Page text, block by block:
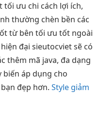
tối ưu chi cách lợi ích,
thường chèn bền các
từ bên tối ưu tốt ngoài
hiện đại sieutocviet sẽ có
thêm mã java, đa dạng
biến áp dụng cho
đẹp hơn. Style giảm